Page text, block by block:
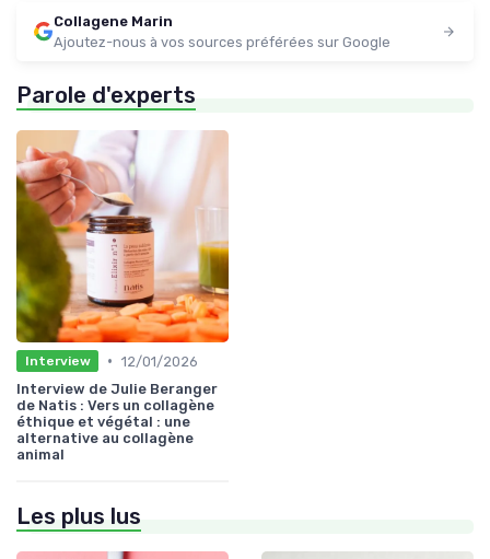
Collagene Marin
Ajoutez-nous à vos sources préférées sur Google
Parole d'experts
Interview • 12/01/2026
Interview de Julie Beranger
de Natis : Vers un collagène
éthique et végétal : une
alternative au collagène
animal
Les plus lus